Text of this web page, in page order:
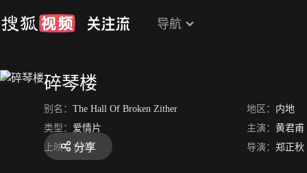
导航
碎琴楼
别名： The Hall Of Broken Zither 地区： 内地
类型： 爱情片 主演： 黄君甫
上映： 1930 导演： 郑正秋
分享